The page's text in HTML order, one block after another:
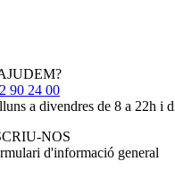
90 24 00
a divendres de 8 a 22h i
NOS
d'informació general